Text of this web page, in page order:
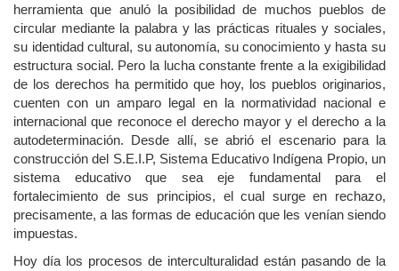
herramienta que anuló la posibilidad de muchos pueblos de
circular mediante la palabra y las prácticas rituales y sociales,
su identidad cultural, su autonomía, su conocimiento y hasta su
estructura social. Pero la lucha constante frente a la exigibilidad
de los derechos ha permitido que hoy, los pueblos originarios,
cuenten con un amparo legal en la normatividad nacional e
internacional que reconoce el derecho mayor y el derecho a la
autodeterminación. Desde allí, se abrió el escenario para la
construcción del S.E.I.P, Sistema Educativo Indígena Propio, un
sistema educativo que sea eje fundamental para el
fortalecimiento de sus principios, el cual surge en rechazo,
precisamente, a las formas de educación que les venían siendo
impuestas.
Hoy día los procesos de interculturalidad están pasando de la